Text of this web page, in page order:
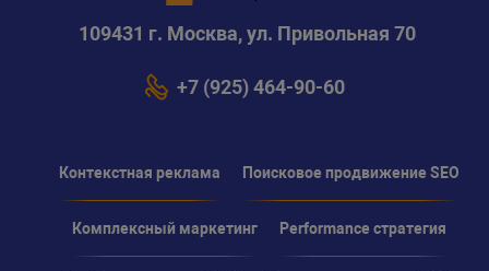
109431 г. Москва, ул. Привольная 70
+7 (925) 464-90-60
Контекстная реклама Поисковое продвижение SEO
Комплексный маркетинг Performance стратегия